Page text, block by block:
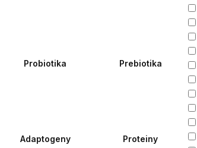
Probiotika Prebiotika
Adaptogeny Proteiny